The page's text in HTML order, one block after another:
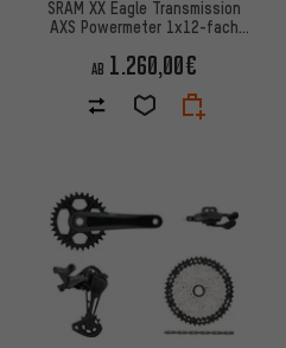
SRAM XX Eagle Transmission
AXS Powermeter 1x12-fach
AB 1.260,00€